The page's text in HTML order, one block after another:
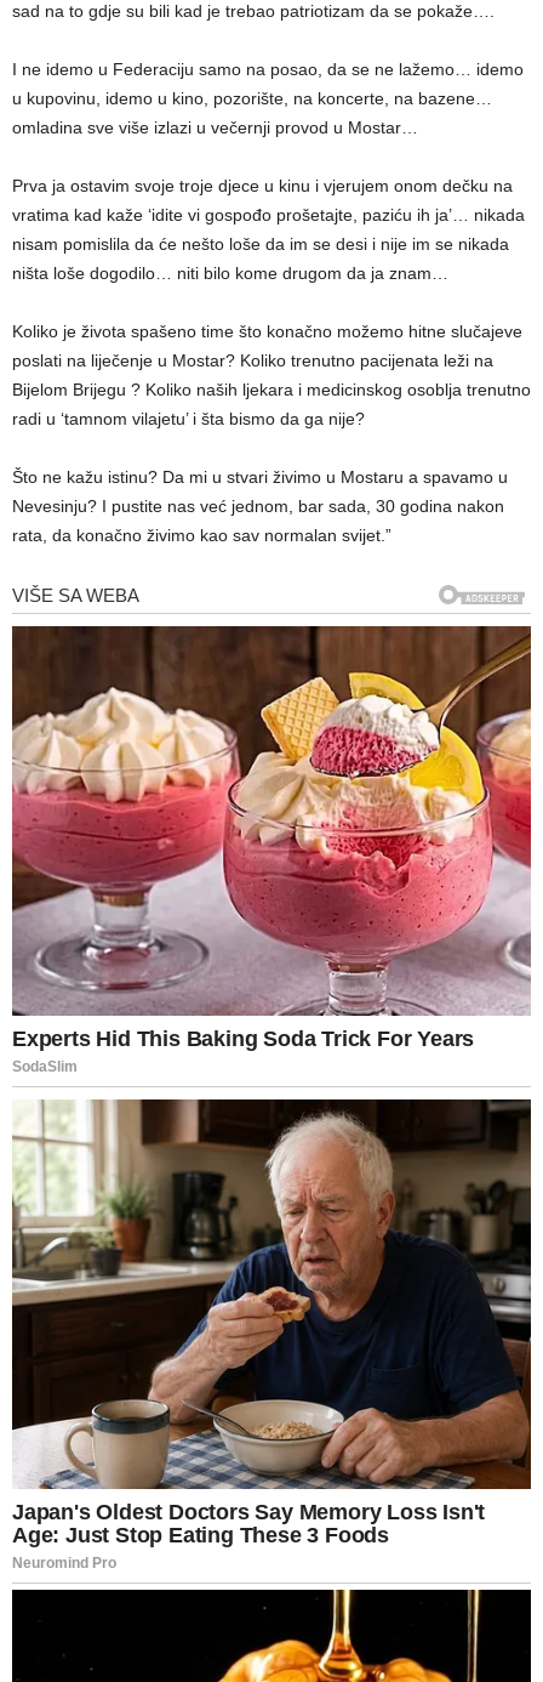
sad na to gdje su bili kad je trebao patriotizam da se pokaže….
I ne idemo u Federaciju samo na posao, da se ne lažemo… idemo
u kupovinu, idemo u kino, pozorište, na koncerte, na bazene…
omladina sve više izlazi u večernji provod u Mostar…
Prva ja ostavim svoje troje djece u kinu i vjerujem onom dečku na
vratima kad kaže ‘idite vi gospođo prošetajte, paziću ih ja’… nikada
nisam pomislila da će nešto loše da im se desi i nije im se nikada
ništa loše dogodilo… niti bilo kome drugom da ja znam…
Koliko je života spašeno time što konačno možemo hitne slučajeve
poslati na liječenje u Mostar? Koliko trenutno pacijenata leži na
Bijelom Brijegu ? Koliko naših ljekara i medicinskog osoblja trenutno
radi u ‘tamnom vilajetu’ i šta bismo da ga nije?
Što ne kažu istinu? Da mi u stvari živimo u Mostaru a spavamo u
Nevesinju? I pustite nas već jednom, bar sada, 30 godina nakon
rata, da konačno živimo kao sav normalan svijet.”